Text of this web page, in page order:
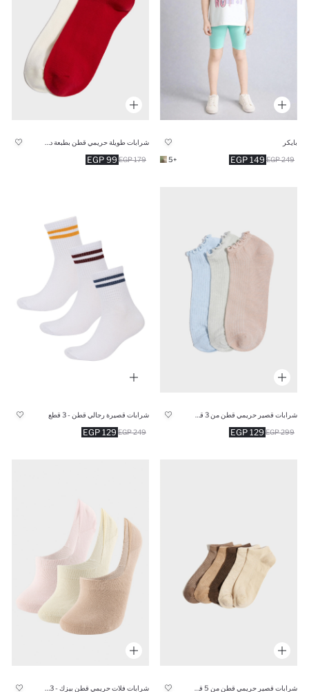
بايكر
149 EGP 249 EGP
+5
99 EGP 179 EGP
129 EGP 299 EGP
شرابات قصيرة رجالي قطن - 3 قطع
129 EGP 249 EGP